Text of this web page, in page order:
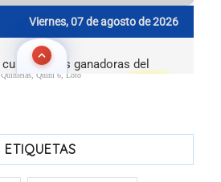
Quinielas, Quini 6, Loto
ETIQUETAS